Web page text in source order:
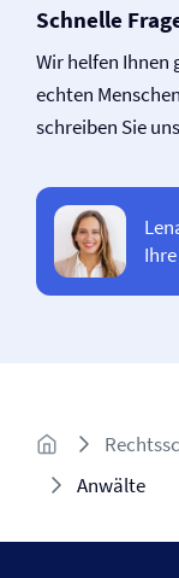
Schnelle
Wir helfen Ihnen
echten
schreiben Sie
Anwälte